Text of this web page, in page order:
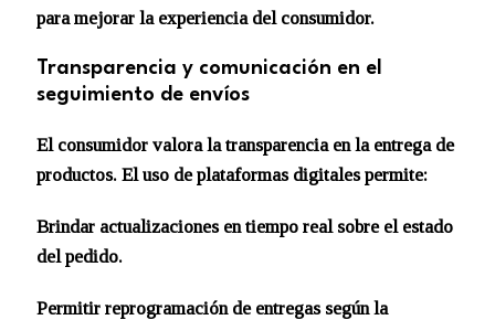
para mejorar la experiencia del consumidor.
Transparencia y comunicación en el
seguimiento de envíos
El consumidor valora la transparencia en la entrega de
productos. El uso de plataformas digitales permite:
Brindar actualizaciones en tiempo real sobre el estado
del pedido.
Permitir reprogramación de entregas según la